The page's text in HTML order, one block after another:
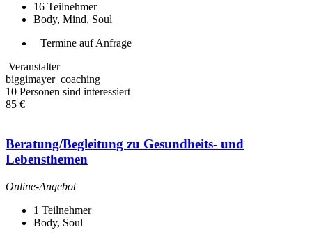
16 Teilnehmer
Body, Mind, Soul
Termine auf Anfrage
Veranstalter
biggimayer_coaching
10 Personen sind interessiert
85 €
Beratung/Begleitung zu Gesundheits- und
Lebensthemen
Online-Angebot
1 Teilnehmer
Body, Soul